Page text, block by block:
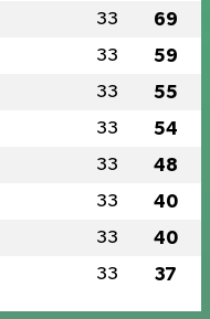
33 69
33 59
33 55
33 54
33 48
33 40
33 40
33 37